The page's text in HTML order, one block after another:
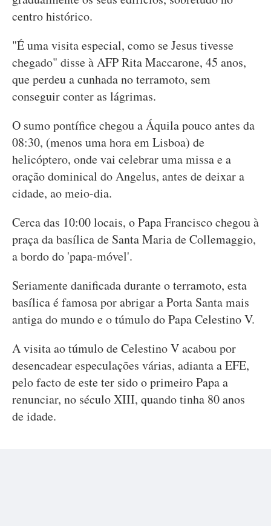
centro histórico.
"É uma visita especial, como se Jesus tivesse
chegado" disse à AFP Rita Maccarone, 45 anos,
que perdeu a cunhada no terramoto, sem
conseguir conter as lágrimas.
O sumo pontífice chegou a Áquila pouco antes da
08:30, (menos uma hora em Lisboa) de
helicóptero, onde vai celebrar uma missa e a
oração dominical do Angelus, antes de deixar a
cidade, ao meio-dia.
Cerca das 10:00 locais, o Papa Francisco chegou à
praça da basílica de Santa Maria de Collemaggio,
a bordo do 'papa-móvel'.
Seriamente danificada durante o terramoto, esta
basílica é famosa por abrigar a Porta Santa mais
antiga do mundo e o túmulo do Papa Celestino V.
A visita ao túmulo de Celestino V acabou por
desencadear especulações várias, adianta a EFE,
pelo facto de este ter sido o primeiro Papa a
renunciar, no século XIII, quando tinha 80 anos
de idade.